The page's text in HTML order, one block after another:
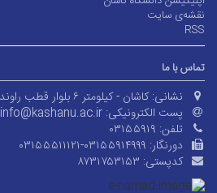
نقشه‌ی سایت
RSS
تماس با ما
نشانی: کاشان - کیلومتر ۶ بلوار قطب راوندی
پست الکترونیکی: info@kashanu.ac.ir
تلفن: ۰۳۱۵۵۹۱۹
دورنگار: ۰۳۱۵۵۵۱۱۱۲۱-۰۳۱۵۵۹۱۴۹۹۹
کدپستی: ۸۷۳۱۷۵۳۱۵۳